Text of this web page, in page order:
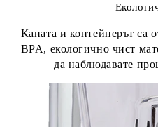
Каната и контейнерът са
BPA, екологично чист
да наблюдавате